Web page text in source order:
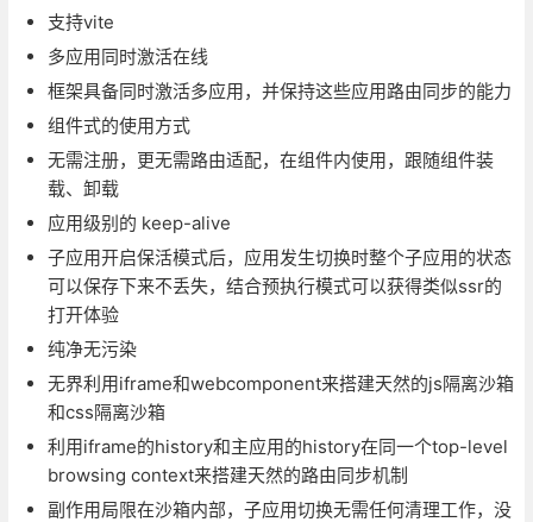
支持vite
多应用同时激活在线
框架具备同时激活多应用，并保持这些应用路由同步的能力
组件式的使用方式
无需注册，更无需路由适配，在组件内使用，跟随组件装
载、卸载
应用级别的 keep-alive
子应用开启保活模式后，应用发生切换时整个子应用的状态
可以保存下来不丢失，结合预执行模式可以获得类似ssr的
打开体验
纯净无污染
无界利用iframe和webcomponent来搭建天然的js隔离沙箱
和css隔离沙箱
利用iframe的history和主应用的history在同一个top-level
browsing context来搭建天然的路由同步机制
副作用局限在沙箱内部，子应用切换无需任何清理工作，没